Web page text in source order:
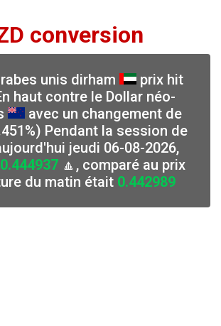
conversion
unis dirham
prix hit
haut contre le Dollar néo-
avec un changement de
Pendant la session de
jeudi 06-08-2026,
0.444937🔼, comparé au prix
du matin était 0.442989